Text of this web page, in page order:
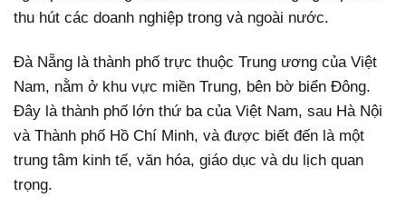
thu hút các doanh nghiệp trong và ngoài nước.
Đà Nẵng là thành phố trực thuộc Trung ương của Việt
Nam, nằm ở khu vực miền Trung, bên bờ biển Đông.
Đây là thành phố lớn thứ ba của Việt Nam, sau Hà Nội
và Thành phố Hồ Chí Minh, và được biết đến là một
trung tâm kinh tế, văn hóa, giáo dục và du lịch quan
trọng.